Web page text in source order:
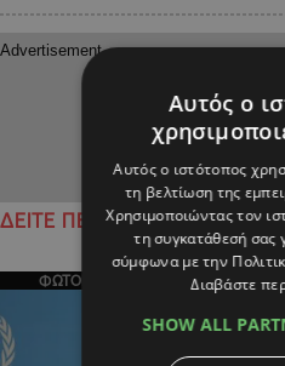
ΔΕΙΤΕ ΠΕΡΙΣΣΟΤΕΡΑ
ΦΩΤΟΓΡΑΦΙΑ ΤΗΣ ΗΜΕΡΑΣ
Αυτός ο
Αυτός ο ιστότοπος
τη βελτίωση της
Χρησιμοποιώντας τον
τη συγκατάθεσή σας
σύμφωνα με την
Διαβάστε
SHOW ALL